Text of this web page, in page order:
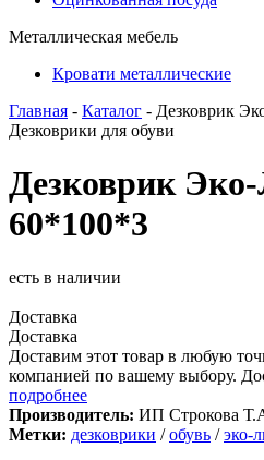
Металлическая мебель
Кровати металлические
Главная - Каталог - Дезковрик
Дезковрики для обуви
Дезковрик
60*100*3
есть в наличии
Доставка
Доставка
Доставим этот товар в любую
компанией по вашему выбору.
подробнее
Производитель: ИП Строкова
Метки: дезковрики /обувь /эко-